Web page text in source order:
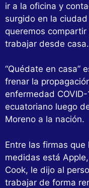
ir a la oficina y
surgido en la
queremos
trabajar desde casa.
“Quédate en casa”
frenar la
enfermedad
ecuatoriano luego
Moreno a la nación.
Entre las firmas
medidas está
Cook, le dijo al
trabajar de forma